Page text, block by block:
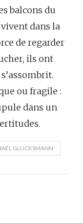
balcons du
dans la
de regarder
ils ont
ou fragile :
dans un
GLUCKSMANN